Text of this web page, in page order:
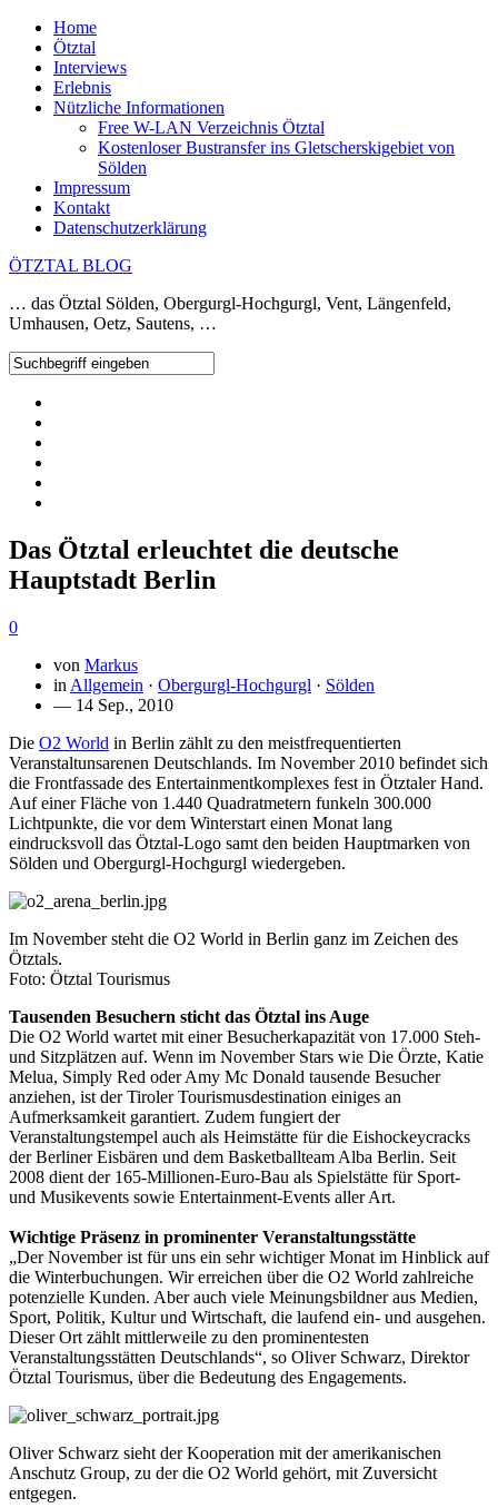
Home
Ötztal
Interviews
Erlebnis
Nützliche Informationen
Free W-LAN Verzeichnis Ötztal
Kostenloser Bustransfer ins Gletscherskigebiet von
Sölden
Impressum
Kontakt
Datenschutzerklärung
ÖTZTAL BLOG
… das Ötztal Sölden, Obergurgl-Hochgurgl, Vent, Längenfeld,
Umhausen, Oetz, Sautens, …
Das Ötztal erleuchtet die deutsche
Hauptstadt Berlin
0
von Markus
in Allgemein · Obergurgl-Hochgurgl · Sölden
— 14 Sep., 2010
Die O2 World in Berlin zählt zu den meistfrequentierten
Veranstaltunsarenen Deutschlands. Im November 2010 befindet sich
die Frontfassade des Entertainmentkomplexes fest in Ötztaler Hand.
Auf einer Fläche von 1.440 Quadratmetern funkeln 300.000
Lichtpunkte, die vor dem Winterstart einen Monat lang
eindrucksvoll das Ötztal-Logo samt den beiden Hauptmarken von
Sölden und Obergurgl-Hochgurgl wiedergeben.
Im November steht die O2 World in Berlin ganz im Zeichen des
Ötztals.
Foto: Ötztal Tourismus
Tausenden Besuchern sticht das Ötztal ins Auge
Die O2 World wartet mit einer Besucherkapazität von 17.000 Steh-
und Sitzplätzen auf. Wenn im November Stars wie Die Örzte, Katie
Melua, Simply Red oder Amy Mc Donald tausende Besucher
anziehen, ist der Tiroler Tourismusdestination einiges an
Aufmerksamkeit garantiert. Zudem fungiert der
Veranstaltungstempel auch als Heimstätte für die Eishockeycracks
der Berliner Eisbären und dem Basketballteam Alba Berlin. Seit
2008 dient der 165-Millionen-Euro-Bau als Spielstätte für Sport-
und Musikevents sowie Entertainment-Events aller Art.
Wichtige Präsenz in prominenter Veranstaltungsstätte
„Der November ist für uns ein sehr wichtiger Monat im Hinblick auf
die Winterbuchungen. Wir erreichen über die O2 World zahlreiche
potenzielle Kunden. Aber auch viele Meinungsbildner aus Medien,
Sport, Politik, Kultur und Wirtschaft, die laufend ein- und ausgehen.
Dieser Ort zählt mittlerweile zu den prominentesten
Veranstaltungsstätten Deutschlands“, so Oliver Schwarz, Direktor
Ötztal Tourismus, über die Bedeutung des Engagements.
Oliver Schwarz sieht der Kooperation mit der amerikanischen
Anschutz Group, zu der die O2 World gehört, mit Zuversicht
entgegen.